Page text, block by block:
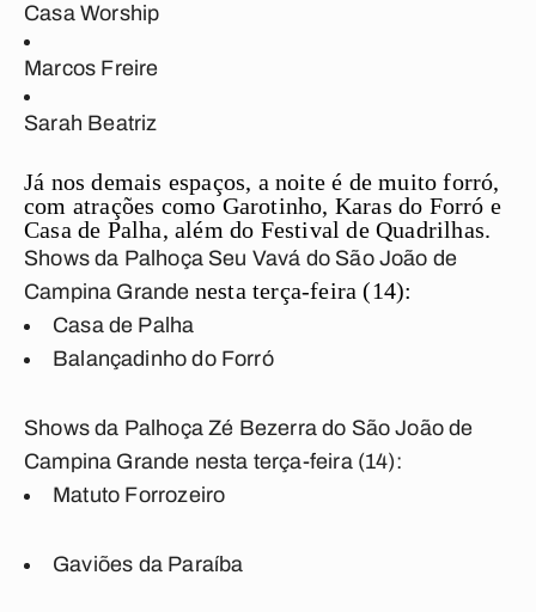
Casa Worship
Marcos Freire
Sarah Beatriz
Já nos demais espaços, a noite é de muito forró,
com atrações como Garotinho, Karas do Forró e
Casa de Palha, além do Festival de Quadrilhas.
Shows da Palhoça Seu Vavá do São João de
Campina Grande nesta terça-feira (14):
Casa de Palha
Balançadinho do Forró
Shows da Palhoça Zé Bezerra do São João de
Campina Grande nesta terça-feira (14):
Matuto Forrozeiro
Gaviões da Paraíba